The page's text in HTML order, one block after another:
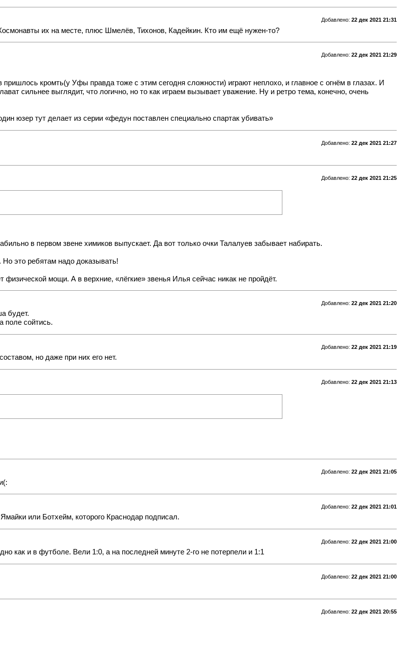
Добавлено: 22 дек 2021 21:31
их на месте, плюс Шмелёв, Тихонов, Кадейкин. Кто им ещё нужен-то?
Добавлено: 22 дек 2021 21:29
кромть(у Уфы правда тоже с этим сегодня сложности) играют неплохо, и главное с огнём в глазах. И
сильнее выглядит, что логично, но то как играем вызывает уважение. Ну и ретро тема, конечно, очень
юзер тут делает из серии «федун поставлен специально спартак убивать»
Добавлено: 22 дек 2021 21:27
Добавлено: 22 дек 2021 21:25
в первом звене химиков выпускает. Да вот только очки Талалуев забывает набирать.
это ребятам надо доказывать!
мощи. А в верхние, «лёгкие» звенья Илья сейчас никак не пройдёт.
Добавлено: 22 дек 2021 21:20
будет.
поле сойтись.
Добавлено: 22 дек 2021 21:19
но даже при них его нет.
Добавлено: 22 дек 2021 21:13
Добавлено: 22 дек 2021 21:05
Добавлено: 22 дек 2021 21:01
или Ботхейм, которого Краснодар подписал.
Добавлено: 22 дек 2021 21:00
как и в футболе. Вели 1:0, а на последней минуте 2-го не потерпели и 1:1
Добавлено: 22 дек 2021 21:00
Добавлено: 22 дек 2021 20:55